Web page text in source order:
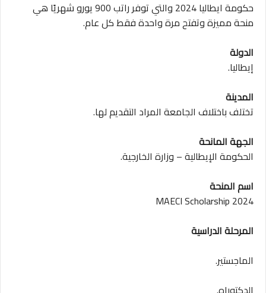
حكومة ايطاليا 2024 والتي توفر راتب 900 يورو شهريًا هي
منحة مميزة وتفتح مرة واحدة فقط كل عام.
الدولة
إيطاليا.
المدينة
تختلف باختلاف الجامعة المراد التقديم لها.
الجهة المانحة
الحكومة الإيطالية – وزارة الخارجية.
اسم المنحة
MAECI Scholarship 2024
المرحلة الدراسية
الماجستير.